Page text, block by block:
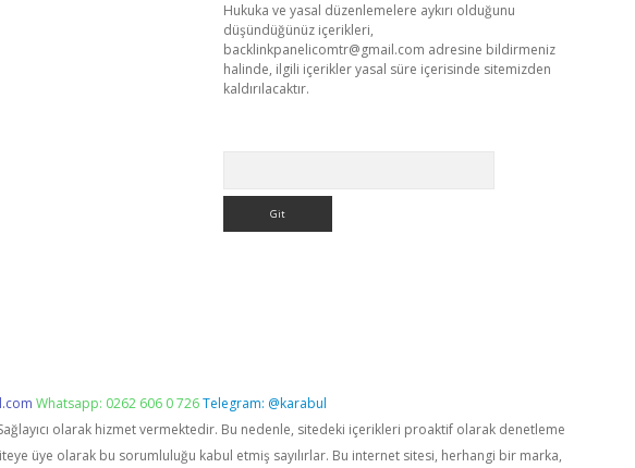
Hukuka ve yasal düzenlemelere aykırı olduğunu
düşündüğünüz içerikleri,
backlinkpanelicomtr@gmail.com adresine bildirmeniz
halinde, ilgili içerikler yasal süre içerisinde sitemizden
kaldırılacaktır.
Whatsapp: 0262 606 0 726Telegram: @karabul
olarak hizmet vermektedir. Bu nedenle, sitedeki içerikleri proaktif olarak denetleme
üye olarak bu sorumluluğu kabul etmiş sayılırlar. Bu internet sitesi, herhangi bir marka,